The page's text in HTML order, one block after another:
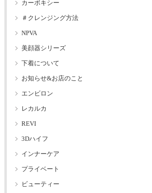
カーボキシー
＃クレンジング方法
NPVA
美顔器シリーズ
下着について
お知らせ&お店のこと
エンビロン
レカルカ
REVI
3Dハイフ
インナーケア
プライベート
ビューティー